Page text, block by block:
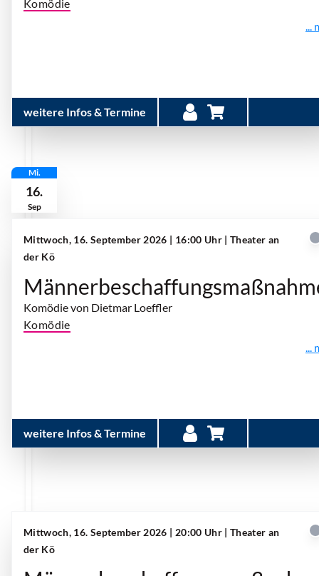
Komödie
...
weitere Infos & Termine
Mi.
16.
Sep
Mittwoch, 16. September 2026 | 16:00 Uhr | Theater an
der Kö
Komödie von Dietmar Loeffler
Komödie
...
weitere Infos & Termine
Mittwoch, 16. September 2026 | 20:00 Uhr | Theater an
der Kö